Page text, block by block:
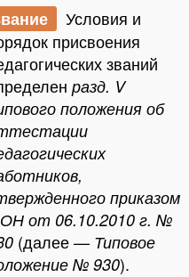
Условия и
присвоения
званий
разд. V
положения об
приказом
от 06.10.2010 г. №
(далее — Типовое
№ 930).